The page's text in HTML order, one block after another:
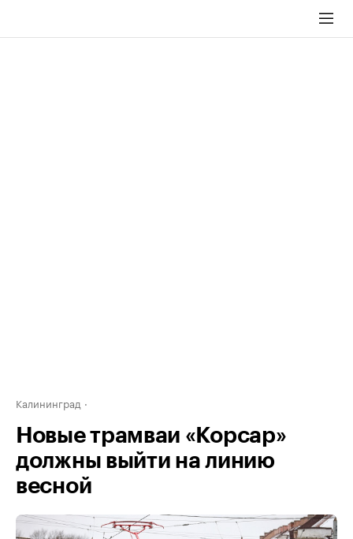
Калининград
Новые трамваи «Корсар»
должны выйти на линию
весной